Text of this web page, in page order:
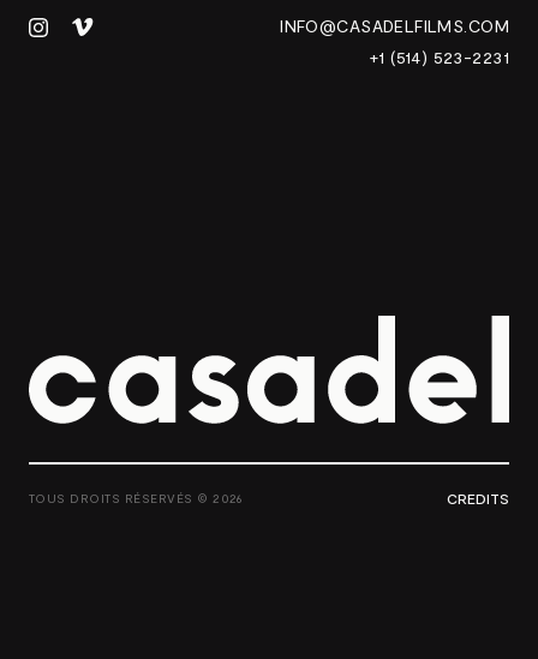
INFO@CASADELFILMS.COM
+1 (514) 523-2231
TOUS DROITS RÉSERVÉS © 2026 CREDITS